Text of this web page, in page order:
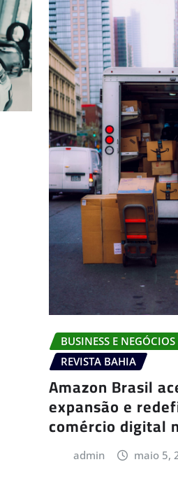
BUSINESS E NEGÓCIOS
REVISTA BAHIA
Amazon Brasil
expansão e
comércio digital
admin maio 5,